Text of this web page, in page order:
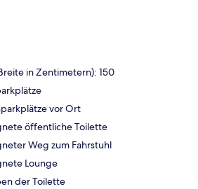
in Zentimetern): 150
vor Ort
öffentliche Toilette
Weg zum Fahrstuhl
Lounge
der Toilette